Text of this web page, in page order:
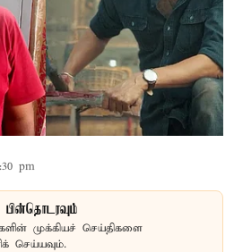
pm
பின்தொடரவும்
முக்கியச் செய்திகளை
செய்யவும்.